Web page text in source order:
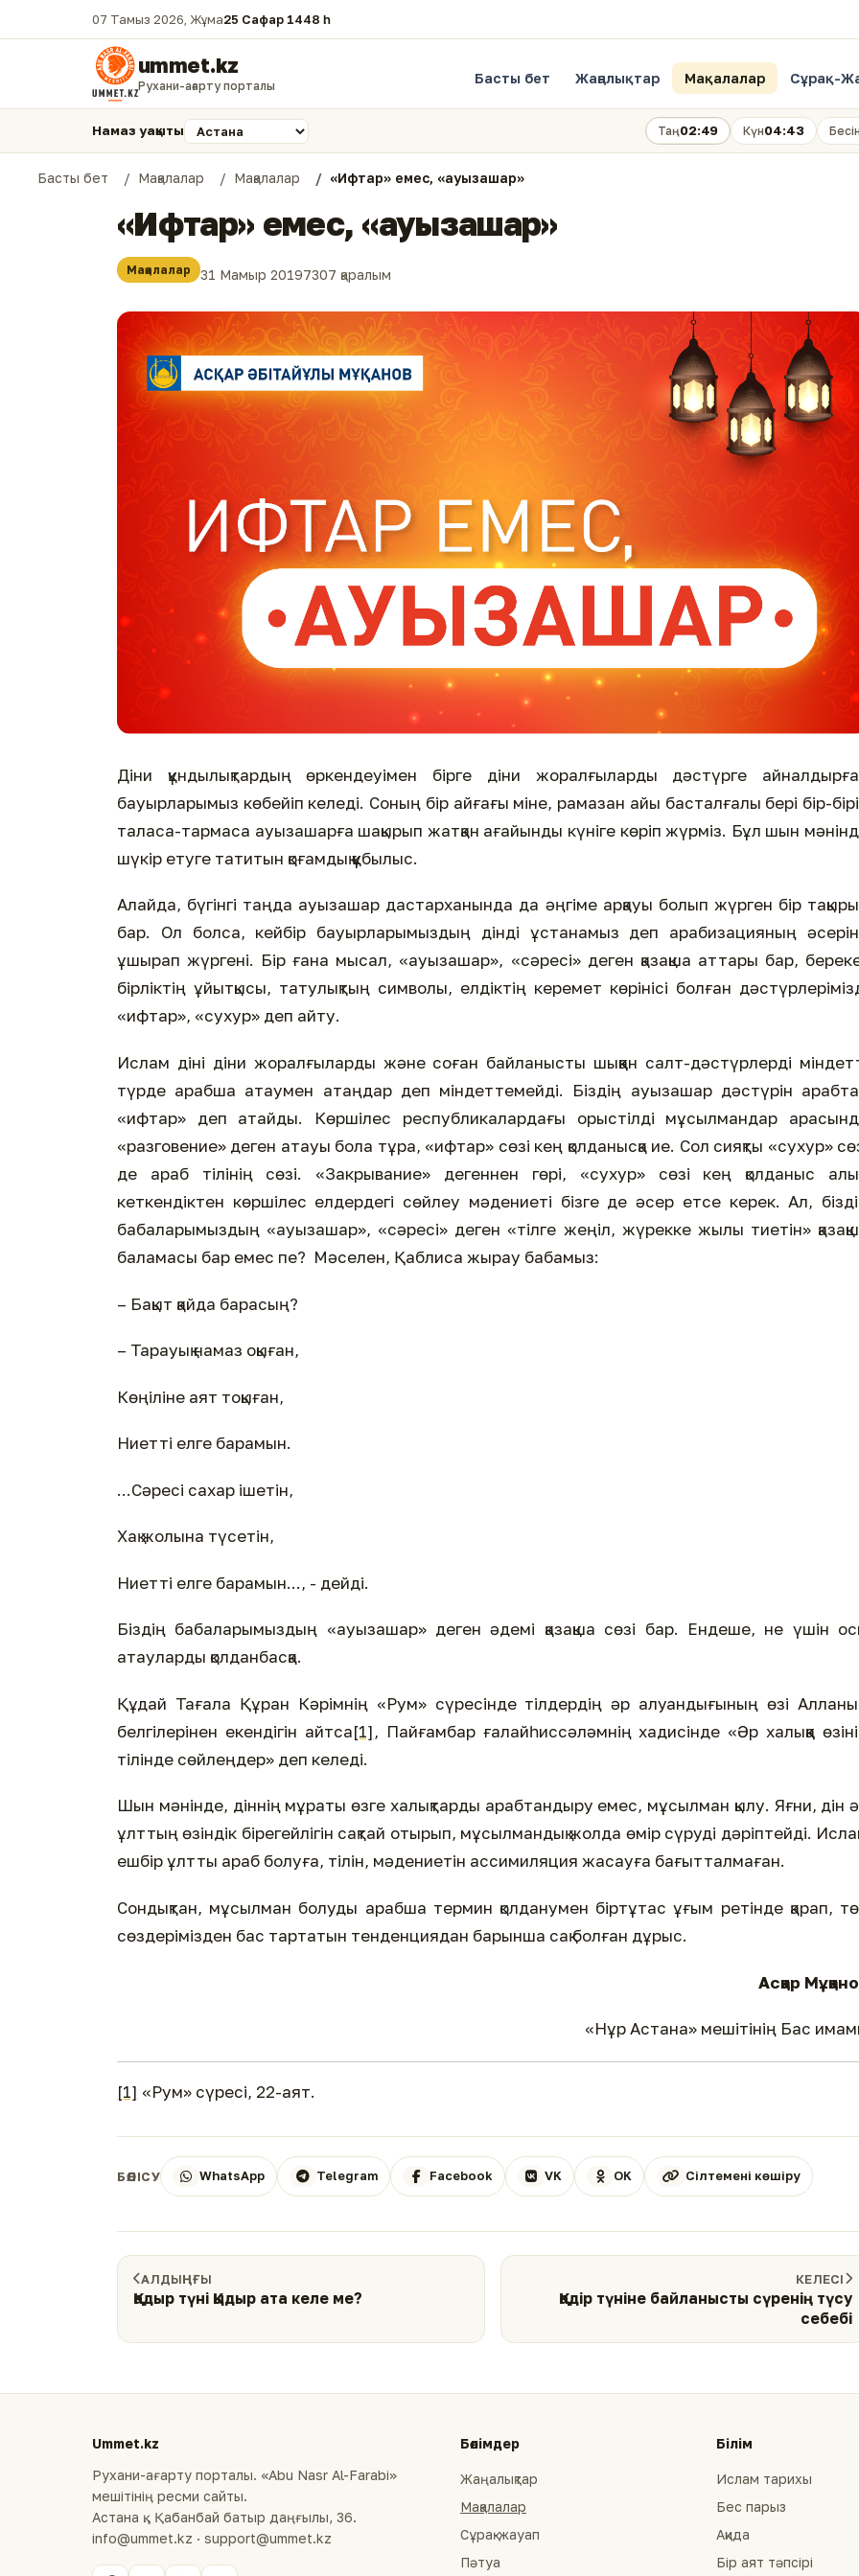
07 Тамыз 2026, Жұма25 Сафар 1448 һ.
ummet.kz
Рухани-ағарту порталы Басты бет Жаңалықтар Мақалалар Сұрақ-
Намаз уақыты Таң02:49 Күн04:43 Бесін
Басты бет Мақалалар Мақалалар «Ифтар» емес, «ауызашар»
«Ифтар» емес, «ауызашар»
Мақалалар 31 Мамыр 20197307 қаралым
Діни құндылықтардың өркендеуімен бірге діни жоралғыларды дәстүрге
бауырларымыз көбейіп келеді. Соның бір айғағы міне, рамазан айы басталғалы бері бір-
таласа-тармаса ауызашарға шақырып жатқан ағайынды күніге көріп жүрміз. Бұл шын
шүкір етуге татитын қоғамдық құбылыс.
Алайда, бүгінгі таңда ауызашар дастарханында да әңгіме арқауы болып жүрген бір
бар. Ол болса, кейбір бауырларымыздың дінді ұстанамыз деп арабизацияның
ұшырап жүргені. Бір ғана мысал, «ауызашар», «сәресі» деген қазақша аттары бар,
бірліктің ұйытқысы, татулықтың символы, елдіктің керемет көрінісі болған
«ифтар», «сухур» деп айту.
Ислам діні діни жоралғыларды және соған байланысты шыққан салт-дәстүрлерді
түрде арабша атаумен атаңдар деп міндеттемейді. Біздің ауызашар дәстүрін
«ифтар» деп атайды. Көршілес республикалардағы орыстілді мұсылмандар
«разговение» деген атауы бола тұра, «ифтар» сөзі кең қолданысқа ие. Сол сияқты «сухур»
де араб тілінің сөзі. «Закрывание» дегеннен гөрі, «сухур» сөзі кең қолданыс
кеткендіктен көршілес елдердегі сөйлеу мәдениеті бізге де әсер етсе керек. Ал,
бабаларымыздың «ауызашар», «сәресі» деген «тілге жеңіл, жүрекке жылы тиетін»
баламасы бар емес пе? Мәселен, Қаблиса жырау бабамыз:
– Бақыт қайда барасың?
– Тарауық намаз оқыған,
Көңіліне аят тоқыған,
Ниетті елге барамын.
...Сәресі сахар ішетін,
Хақ жолына түсетін,
Ниетті елге барамын..., - дейді.
Біздің бабаларымыздың «ауызашар» деген әдемі қазақша сөзі бар. Ендеше, не үшін
атауларды қолданбасқа.
Құдай Тағала Құран Кәрімнің «Рум» сүресінде тілдердің әр алуандығының өзі
белгілерінен екендігін айтса[1], Пайғамбар ғалайһиссәләмнің хадисінде «Әр халыққа
тілінде сөйлеңдер» деп келеді.
Шын мәнінде, діннің мұраты өзге халықтарды арабтандыру емес, мұсылман қылу. Яғни, дін
ұлттың өзіндік бірегейлігін сақтай отырып, мұсылмандық жолда өмір сүруді дәріптейді.
ешбір ұлтты араб болуға, тілін, мәдениетін ассимиляция жасауға бағытталмаған.
Сондықтан, мұсылман болуды арабша термин қолданумен біртұтас ұғым ретінде қарап,
сөздерімізден бас тартатын тенденциядан барынша сақ болған дұрыс.
Асқар
«Нұр Астана» мешітінің Бас
[1] «Рум» сүресі, 22-аят.
БӨЛІСУ WhatsApp Telegram Facebook VK OK Сілтемені көшіру
АЛДЫҢҒЫ
Қадыр түні Қыдыр ата келе ме?
КЕЛЕСІ
Қадір түніне байланысты сүренің түсу
себебі
Ummet.kz
Рухани-ағарту порталы. «Abu Nasr Al-Farabi»
мешітінің ресми сайты.
Астана қ., Қабанбай батыр даңғылы, 36.
info@ummet.kz · support@ummet.kz
Бөлімдер
Жаңалықтар
Мақалалар
Сұрақ-жауап
Пәтуа
Білім
Ислам тарихы
Бес парыз
Ақида
Бір аят тәпсірі